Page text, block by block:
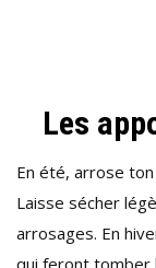
Les
En été, arrose
Laisse sécher
arrosages. En
qui feront tomber